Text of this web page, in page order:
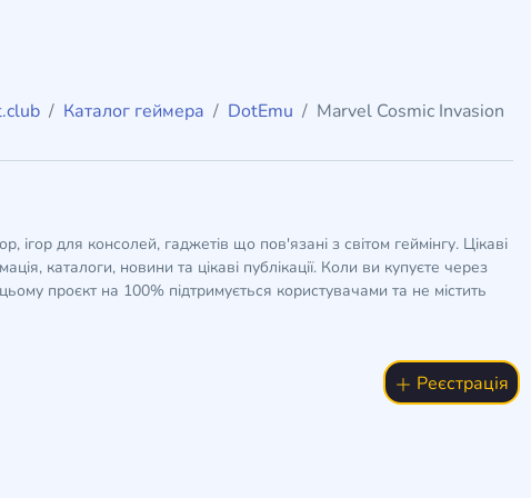
Каталог геймера DotEmu Marvel Cosmic Invasion
для консолей, гаджетів що пов'язані з світом геймінгу. Цікаві
каталоги, новини та цікаві публікації. Коли ви купуєте через
проєкт на 100% підтримується користувачами та не містить
Реєстрація